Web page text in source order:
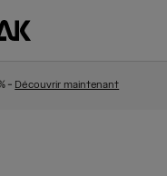
- Découvrir maintenant